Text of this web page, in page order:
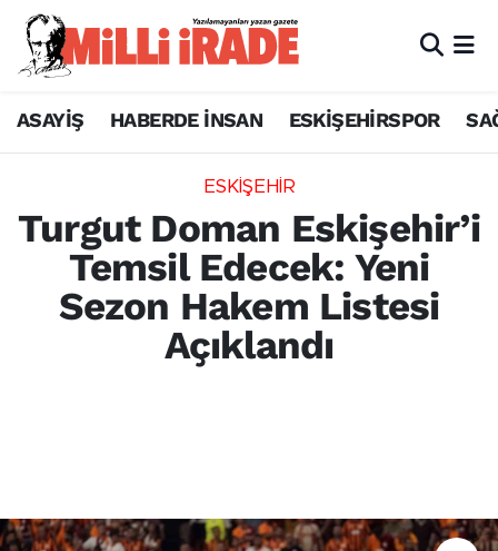
ASAYİŞ HABERDE İNSAN ESKİŞEHİRSPOR
ESKİŞEHİR
Turgut Doman Eskişehir’i
Temsil Edecek: Yeni
Sezon Hakem Listesi
Açıklandı